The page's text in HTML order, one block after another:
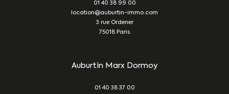
01 40 38 99 00
location@auburtin-immo.com
3 rue Ordener
75018
Paris
Auburtin Marx Dormoy
01 40 38 37 00